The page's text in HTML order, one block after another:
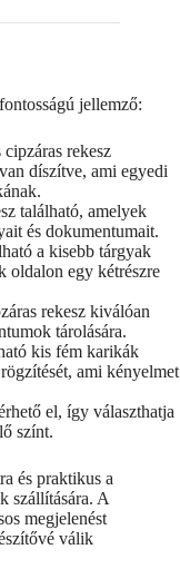
jellemző:
rekesz
díszítve, ami egyedi
található, amelyek
és dokumentumait.
a kisebb tárgyak
oldalon egy kétrészre
rekesz kiválóan
tárolására.
kis fém karikák
ami kényelmet
el, így választhatja
színt.
és praktikus a
szállítására. A
megjelenést
válik